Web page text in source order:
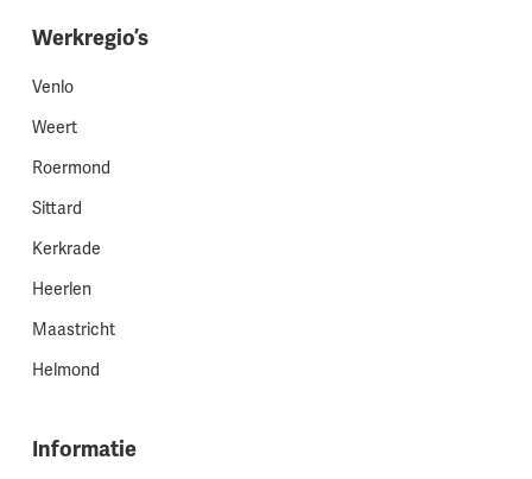
Werkregio’s
Venlo
Weert
Roermond
Sittard
Kerkrade
Heerlen
Maastricht
Helmond
Informatie